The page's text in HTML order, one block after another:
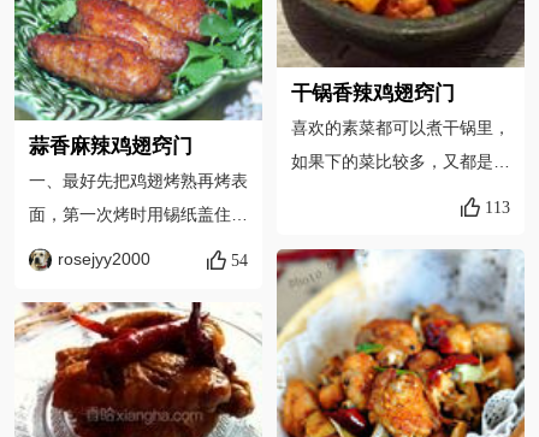
豆片也煎至两片金黄； 2. 锅
中放少许油，先将豆瓣酱炒出
红油，下入葱姜蒜和大料爆
香，再将提前煎好的鸡翅和土
豆片翻炒，这时加入点料酒和
酱油继续翻炒；翻炒后加入
盐、糖等调味；最后出锅前加
入熟花生米。
蒜香麻辣鸡翅窍门
一、最好先把鸡翅烤熟再烤表
面，第一次烤时用锡纸盖住以
保持水分，肉就不会太柴了；
烤盘隔开，一来不让鸡翅粘住
烤盘，二来可以让汁滴下去以
保持鸡翅底面干爽； 三、使
用表火（也就是上火 Broil 功
rosejyy2000 54
的鸡翅和土豆片翻炒，这时加
入点料酒和酱油继续翻炒；翻
炒后加入盐、糖等调味；最后
出锅前加入熟花生米。
干锅香辣鸡翅窍门
喜欢的素菜都可以煮干锅里，
如果下的菜比较多，又都是吸
油的菜，就单独把素菜炒一下
在锅底。没有卤料也没有关
系，鸡翅焯白水，炒料的时候
加入少许五香粉（少许八角，
草果，香叶，桂皮）加入适量
盐，鸡精
113